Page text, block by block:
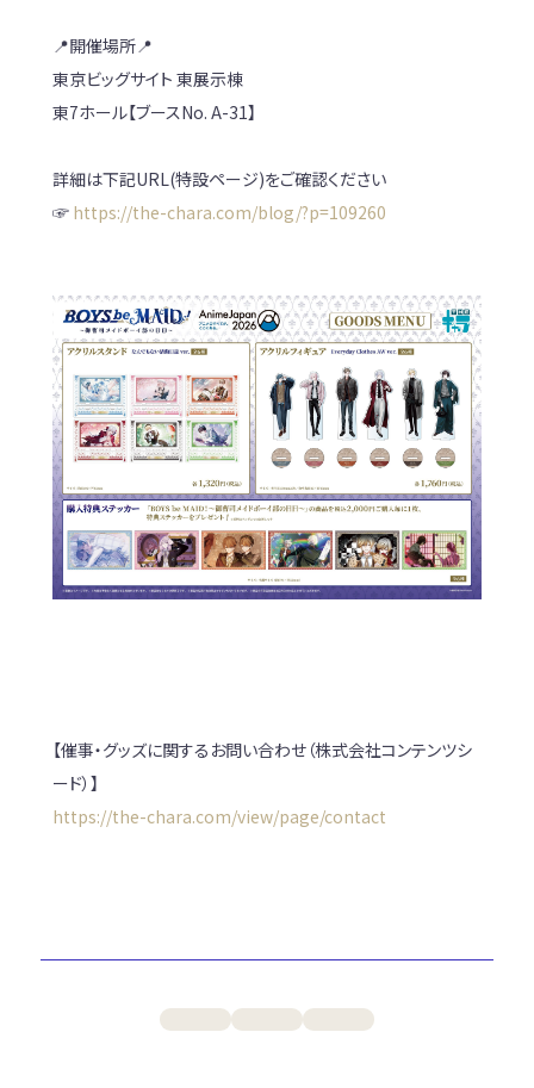
📍開催場所📍
東京ビッグサイト 東展示棟
東7ホール【ブースNo. A-31】
詳細は下記URL(特設ページ)をご確認ください
☞ https://the-chara.com/blog/?p=109260
【催事・グッズに関するお問い合わせ（株式会社コンテンツシ
ード）】
https://the-chara.com/view/page/contact
PREV BACK